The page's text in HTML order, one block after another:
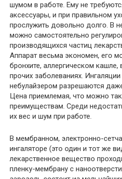
шумом в работе. Ему не
аксессуары, и при правильном
прослужить довольно долго. В
можно самостоятельно
производящихся частиц
Аппарат весьма экономен, его
бронхите, аллергическом кашле,
прочих заболеваниях.
небулайзером разрешаются
Цена приемлемая, что можно
преимуществам. Среди
их вес и шум при работе.
В мембранном, электронно-
ингаляторе (это один и тот же
лекарственное вещество
пленку-мембрану с